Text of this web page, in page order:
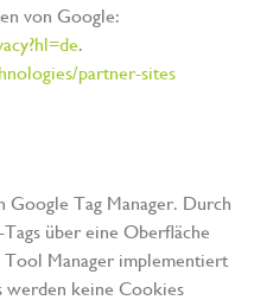
von Google:
.
partner-sites
Tag Manager. Durch
über eine Oberfläche
Manager implementiert
werden keine Cookies